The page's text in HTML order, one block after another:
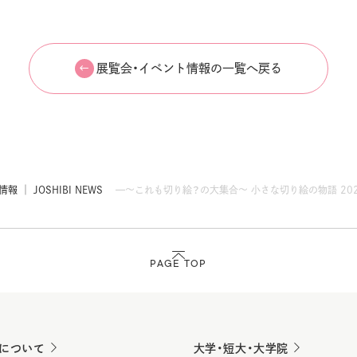
展覧会・イベント情報の一覧へ戻る
情報 │ JOSHIBI NEWS ～これも切り絵？の大集合～ 小さな切り絵の物語
PAGE TOP
ついて 大学・短大・大学院